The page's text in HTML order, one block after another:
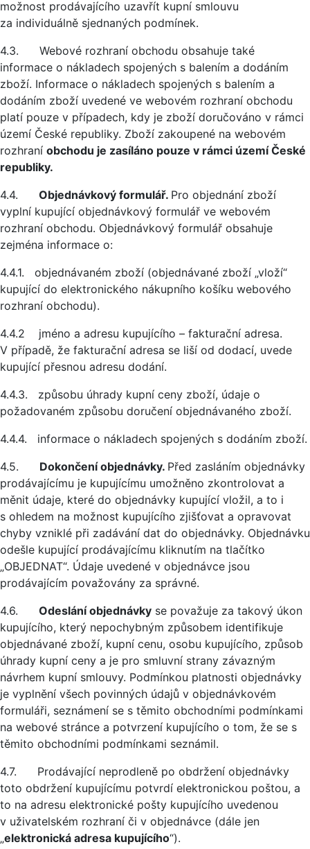
možnost prodávajícího uzavřít kupní smlouvu
za individuálně sjednaných podmínek.
4.3. Webové rozhraní obchodu obsahuje také
informace o nákladech spojených s balením a dodáním
zboží. Informace o nákladech spojených s balením a
dodáním zboží uvedené ve webovém rozhraní obchodu
platí pouze v případech, kdy je zboží doručováno v rámci
území České republiky. Zboží zakoupené na webovém
rozhraní obchodu je zasíláno pouze v rámci území České
republiky.
4.4. Objednávkový formulář. Pro objednání zboží
vyplní kupující objednávkový formulář ve webovém
rozhraní obchodu. Objednávkový formulář obsahuje
zejména informace o:
4.4.1. objednávaném zboží (objednávané zboží „vloží“
kupující do elektronického nákupního košíku webového
rozhraní obchodu).
4.4.2 jméno a adresu kupujícího – fakturační adresa.
V případě, že fakturační adresa se liší od dodací, uvede
kupující přesnou adresu dodání.
4.4.3. způsobu úhrady kupní ceny zboží, údaje o
požadovaném způsobu doručení objednávaného zboží.
4.4.4. informace o nákladech spojených s dodáním zboží.
4.5. Dokončení objednávky. Před zasláním objednávky
prodávajícímu je kupujícímu umožněno zkontrolovat a
měnit údaje, které do objednávky kupující vložil, a to i
s ohledem na možnost kupujícího zjišťovat a opravovat
chyby vzniklé při zadávání dat do objednávky. Objednávku
odešle kupující prodávajícímu kliknutím na tlačítko
„OBJEDNAT“. Údaje uvedené v objednávce jsou
prodávajícím považovány za správné.
4.6. Odeslání objednávky se považuje za takový úkon
kupujícího, který nepochybným způsobem identifikuje
objednávané zboží, kupní cenu, osobu kupujícího, způsob
úhrady kupní ceny a je pro smluvní strany závazným
návrhem kupní smlouvy. Podmínkou platnosti objednávky
je vyplnění všech povinných údajů v objednávkovém
formuláři, seznámení se s těmito obchodními podmínkami
na webové stránce a potvrzení kupujícího o tom, že se s
těmito obchodními podmínkami seznámil.
4.7. Prodávající neprodleně po obdržení objednávky
toto obdržení kupujícímu potvrdí elektronickou poštou, a
to na adresu elektronické pošty kupujícího uvedenou
v uživatelském rozhraní či v objednávce (dále jen
„elektronická adresa kupujícího“).